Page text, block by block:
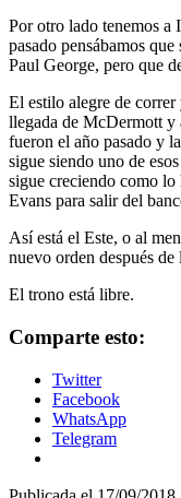
Por otro lado tenemos a
pasado pensábamos
Paul George, pero que
El estilo alegre de
llegada de McDermott y
fueron el año pasado y
sigue siendo uno de
sigue creciendo como
Evans para salir del
Así está el Este, o al
nuevo orden después
El trono está libre.
Comparte esto:
Twitter
Facebook
WhatsApp
Telegram